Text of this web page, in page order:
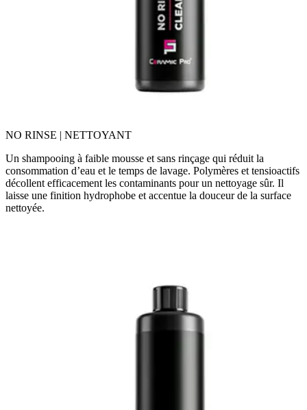
NO RINSE | NETTOYANT
Un shampooing à faible mousse et sans rinçage qui réduit la
consommation d’eau et le temps de lavage. Polymères et tensioactifs
décollent efficacement les contaminants pour un nettoyage sûr. Il
laisse une finition hydrophobe et accentue la douceur de la surface
nettoyée.